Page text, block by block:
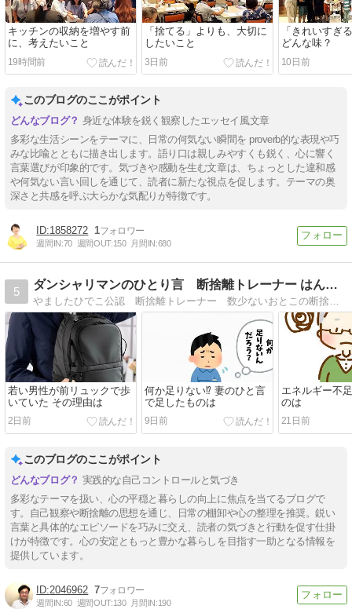
キッチンの収納を増やす前
に、考えたいこと
19時間前
「捨てる」よりも、大切に
したいこと
3日前
「きれいすぎ
どんな味？
10日前
このブログのここがポイント
身近な体験を鋭く観察したエッセイ風文章
多彩な生活シーンをテーマに、日常の何気ない瞬間を proverb的な表現や巧
みな比喩とともに描き出します。語り口は親しみやすくも鋭く、心に響く
言葉選びが印象的です。気づきや感動を生む文章は、ちょっとした違和感
や何気ない言い回しを通じて、読者に新たな視点を促します。テーマの奥
深さと共感を呼ぶ大らかな気配りが特徴です。
1858272 1
週間IN:70 週間OUT:150 月間IN:680
5
ダンシャリマンのひとり言 断捨離トレーナー はんだ かずひろ
やましたひでこ公認 断捨離トレーナー 数少ないおとこの断捨離トレーナーです。日々の生活の中で、出会った、ヒト、モノ、コトを通じて感じたことを、断捨離的な視点でつづっています。
若い男性が前リュックで歩
いていた その理由は
2日前
何か足りない⁉️ 妻のひと言
で足したものは
9日前
エネルギー不
のは
21日前
このブログのここがポイント
実践的な自己コントロールと気づき
多彩なテーマを扱い、心の平穏と暮らしの向上に焦点を当てるブログで
す。自己観察や断捨離の思想を通じ、日常の棚卸や心の整理を推奨。鋭い
言葉と具体的なエピソードを巧みに交え、読者の気づきと行動を促す仕掛
けが特徴です。心の安定ともっと豊かな暮らしを目指す一助となる情報を
提供しています。
2046962 7
週間IN:60 週間OUT:130 月間IN:190